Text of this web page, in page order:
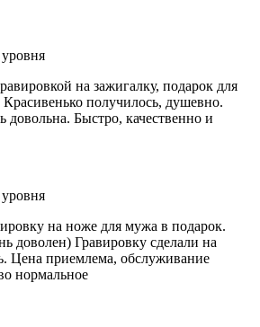
на зажигалку, подарок для
Красивенько получилось, душевно.
довольна. Быстро, качественно и
на ноже для мужа в подарок.
доволен) Гравировку сделали на
Цена приемлема, обслуживание
нормальное